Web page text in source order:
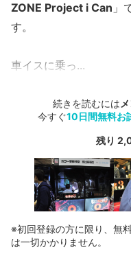
ZONE Project i Can 」
す。
車イスに乗っ...
続きを読むには
今すぐ10日間無料お
残り
※初回登録の方に限り、無
は一切かかりません。